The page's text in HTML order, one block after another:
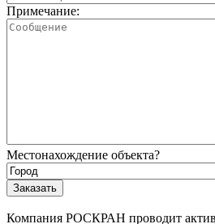
Примечание:
Местонахождение объекта?
Компания РОСКРАН проводит